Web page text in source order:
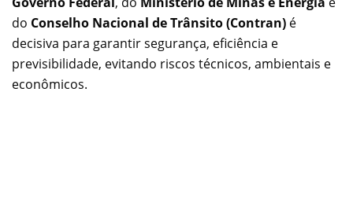
do Conselho Nacional de Trânsito (Contran) é
decisiva para garantir segurança, eficiência e
previsibilidade, evitando riscos técnicos, ambientais e
econômicos.